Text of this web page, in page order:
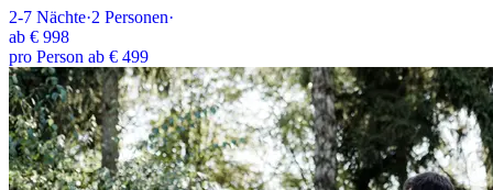
2-7 Nächte·2 Personen·
ab € 998
pro Person ab € 499